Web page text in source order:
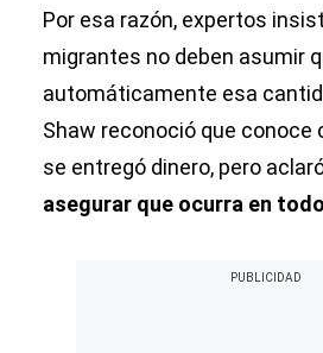
Por esa razón, expertos
migrantes no deben asumir
automáticamente esa
Shaw reconoció que conoce
se entregó dinero, pero
asegurar que ocurra en